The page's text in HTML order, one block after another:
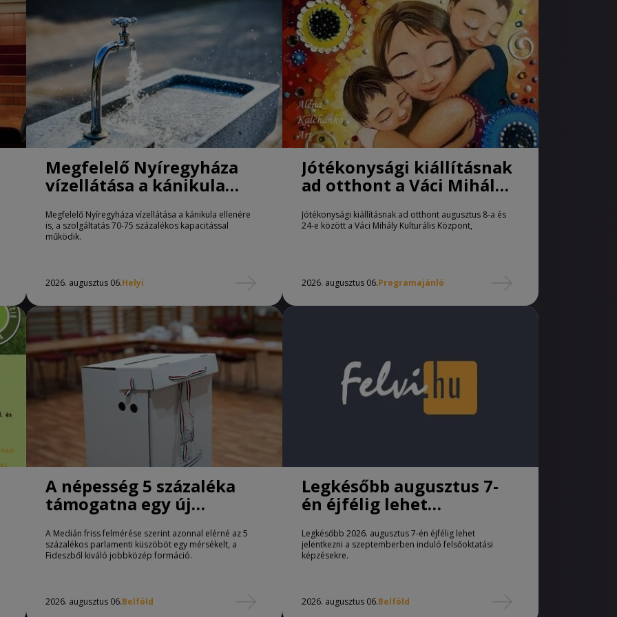
Megfelelő Nyíregyháza
vízellátása a kánikula
Megfelelő Nyíregyháza vízellátása a kánikula ellenére
is, a szolgáltatás 70-75 százalékos kapacitással
működik.
2026. augusztus 06.Helyi
Jótékonysági kiállításnak
ad otthont a Váci Mihály
Jótékonysági kiállításnak ad otthont augusztus 8-a és
24-e között a Váci Mihály Kulturális Központ,
2026. augusztus 06.Programajánló
A népesség 5 százaléka
támogatna egy új
jobbközép pártot
A Medián friss felmérése szerint azonnal elérné az 5
százalékos parlamenti küszöböt egy mérsékelt, a
Fideszből kiváló jobbközép formáció.
2026. augusztus 06.Belföld
Legkésőbb augusztus 7-
én éjfélig lehet
jelentkezni a pótfelvételi
eljárásban
Legkésőbb 2026. augusztus 7-én éjfélig lehet
jelentkezni a szeptemberben induló felsőoktatási
képzésekre.
2026. augusztus 06.Belföld